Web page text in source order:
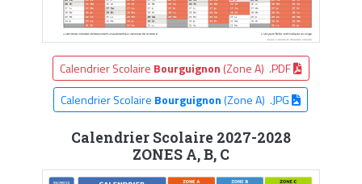
Calendrier Scolaire Bourguignon (Zone A) .PDF
Calendrier Scolaire Bourguignon(Zone A) .JPG
Calendrier Scolaire 2027-2028
ZONES A, B, C